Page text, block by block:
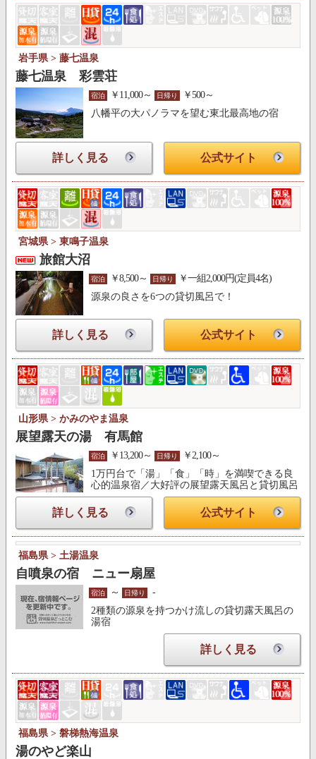
岩手県 > 藤七温泉
藤七温泉 彩雲荘
宿泊 ￥11,000～ 日帰り
￥500～
八幡平の大パノラマを望む東北最高地の宿
詳しく見る 公式サイト
宮城県 > 東鳴子温泉
旅館大沼
宿泊 ￥8,500～ 日帰り
￥一組2,000円(定員4名)
源泉の良さを6つの貸切風呂で！
詳しく見る 公式サイト
山形県 > かみのやま温泉
展望露天の湯 有馬館
宿泊 ￥13,200～ 日帰り
￥2,100～
1万円台で「湯」「食」「時」を満喫できる良
心的温泉宿／大好評の展望露天風呂と貸切風呂
詳しく見る 公式サイト
福島県 > 土湯温泉
自噴泉の宿 ニュー扇屋
宿泊 ～ 日帰り
-
2種類の源泉を持つかけ流しの貸切露天風呂の
湯宿
詳しく見る
福島県 > 磐梯熱海温泉
湯のやど楽山